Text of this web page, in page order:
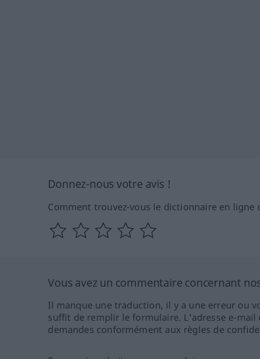
Donnez-nous votre avis !
Comment trouvez-vous le dictionnaire en ligne
Vous avez un commentaire concernant
Il manque une traduction, il y a une erreur ou
suffit de remplir le formulaire. L'adresse e-
demandes conformément aux règles de